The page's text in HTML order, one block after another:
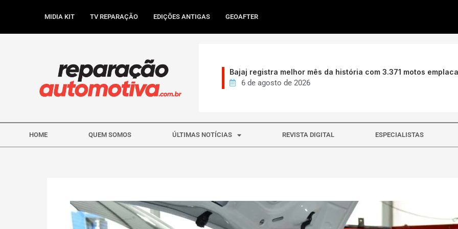
MIDIA KIT TV REPARAÇÃO EDIÇÕES ANTIGAS GEOAFTER
Bajaj registra melhor mês da história com 3.371 motos
6 de agosto de 2026
HOME QUEM SOMOS ÚLTIMAS NOTÍCIAS REVISTA DIGITAL ESPECIALISTAS